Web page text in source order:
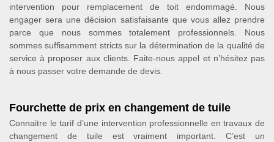
intervention pour remplacement de toit endommagé. Nous
engager sera une décision satisfaisante que vous allez prendre
parce que nous sommes totalement professionnels. Nous
sommes suffisamment stricts sur la détermination de la qualité de
service à proposer aux clients. Faite-nous appel et n’hésitez pas
à nous passer votre demande de devis.
Fourchette de prix en changement de tuile
Connaitre le tarif d’une intervention professionnelle en travaux de
changement de tuile est vraiment important. C’est un